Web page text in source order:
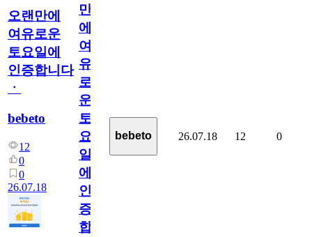
오랜만에
여유로운
토요일에
인증합니다
ㆍ
bebeto
12
0
0
26.07.18
만
에
여
유
로
운
토
요
일
에
인
증
합
bebeto 26.07.18 12 0